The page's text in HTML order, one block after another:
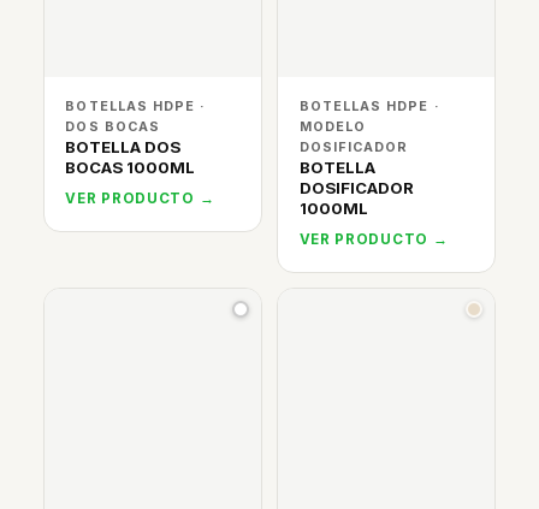
BOTELLAS HDPE ·
DOS BOCAS
BOTELLA DOS
BOCAS 1000ML
VER PRODUCTO →
BOTELLAS HDPE ·
MODELO
DOSIFICADOR
BOTELLA
DOSIFICADOR
1000ML
VER PRODUCTO →